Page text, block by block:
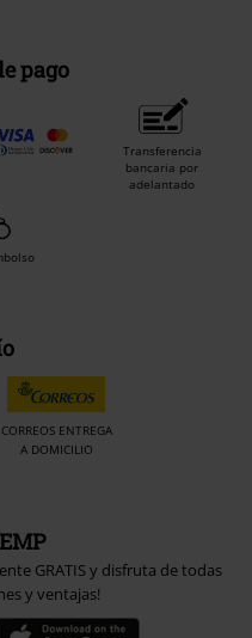
pago
Transferencia
bancaria por
adelantado
CORREOS ENTREGA
A DOMICILIO
GRATIS y disfruta de todas
y ventajas!